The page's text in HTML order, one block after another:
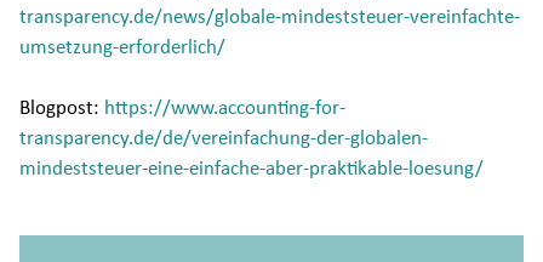
transparency.de/news/globale-mindeststeuer-vereinfachte-
umsetzung-erforderlich/
Blogpost: https://www.accounting-for-
transparency.de/de/vereinfachung-der-globalen-
mindeststeuer-eine-einfache-aber-praktikable-loesung/